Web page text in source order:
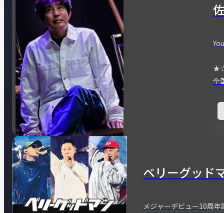
全
ベリーグッド
メジャーデビュー10周